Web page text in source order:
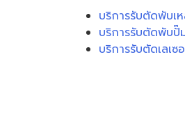
บริการรับตัดพับเ
บริการรับตัดพับปั๊
บริการรับตัดเลเ